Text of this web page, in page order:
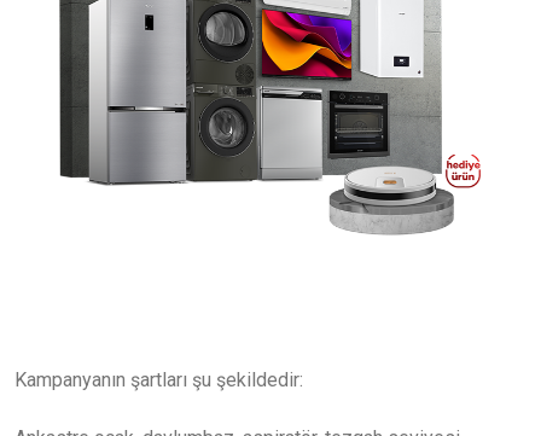
Kampanyanın şartları şu şekildedir: